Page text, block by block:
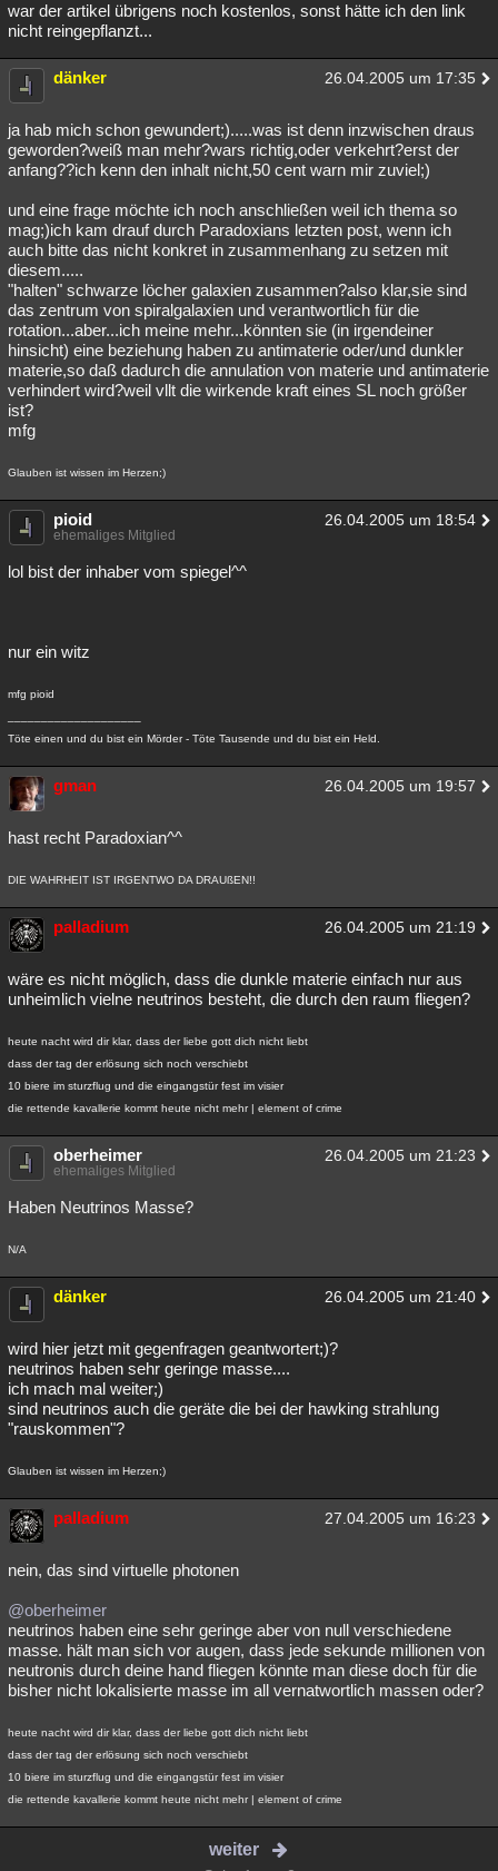
war der artikel übrigens noch kostenlos, sonst hätte ich den link
nicht reingepflanzt...
dänker 26.04.2005 um 17:35
ja hab mich schon gewundert;).....was ist denn inzwischen draus
geworden?weiß man mehr?wars richtig,oder verkehrt?erst der
anfang??ich kenn den inhalt nicht,50 cent warn mir zuviel;)
und eine frage möchte ich noch anschließen weil ich thema so
mag;)ich kam drauf durch Paradoxians letzten post, wenn ich
auch bitte das nicht konkret in zusammenhang zu setzen mit
diesem.....
"halten" schwarze löcher galaxien zusammen?also klar,sie sind
das zentrum von spiralgalaxien und verantwortlich für die
rotation...aber...ich meine mehr...könnten sie (in irgendeiner
hinsicht) eine beziehung haben zu antimaterie oder/und dunkler
materie,so daß dadurch die annulation von materie und antimaterie
verhindert wird?weil vllt die wirkende kraft eines SL noch größer
ist?
mfg
Glauben ist wissen im Herzen;)
pioid 26.04.2005 um 18:54
ehemaliges Mitglied
lol bist der inhaber vom spiegel^^
nur ein witz
mfg pioid
Töte einen und du bist ein Mörder - Töte Tausende und du bist ein Held.
gman 26.04.2005 um 19:57
hast recht Paradoxian^^
DIE WAHRHEIT IST IRGENTWO DA DRAUßEN!!
palladium 26.04.2005 um 21:19
wäre es nicht möglich, dass die dunkle materie einfach nur aus
unheimlich vielne neutrinos besteht, die durch den raum fliegen?
heute nacht wird dir klar, dass der liebe gott dich nicht liebt
dass der tag der erlösung sich noch verschiebt
10 biere im sturzflug und die eingangstür fest im visier
die rettende kavallerie kommt heute nicht mehr | element of crime
oberheimer 26.04.2005 um 21:23
ehemaliges Mitglied
Haben Neutrinos Masse?
N/A
dänker 26.04.2005 um 21:40
wird hier jetzt mit gegenfragen geantwortert;)?
neutrinos haben sehr geringe masse....
ich mach mal weiter;)
sind neutrinos auch die geräte die bei der hawking strahlung
"rauskommen"?
Glauben ist wissen im Herzen;)
palladium 27.04.2005 um 16:23
nein, das sind virtuelle photonen
@oberheimer
neutrinos haben eine sehr geringe aber von null verschiedene
masse. hält man sich vor augen, dass jede sekunde millionen von
neutronis durch deine hand fliegen könnte man diese doch für die
bisher nicht lokalisierte masse im all vernatwortlich massen oder?
heute nacht wird dir klar, dass der liebe gott dich nicht liebt
dass der tag der erlösung sich noch verschiebt
10 biere im sturzflug und die eingangstür fest im visier
die rettende kavallerie kommt heute nicht mehr | element of crime
weiter